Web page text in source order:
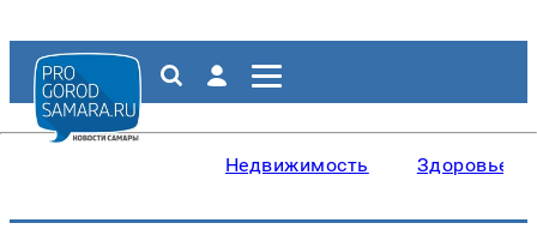
Недвижимость Здоровье